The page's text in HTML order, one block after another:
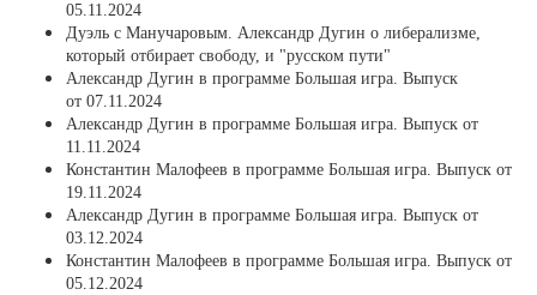
05.11.2024
Дуэль с Манучаровым. Александр Дугин о либерализме,
который отбирает свободу, и "русском пути"
Александр Дугин в программе Большая игра. Выпуск
от 07.11.2024
Александр Дугин в программе Большая игра. Выпуск от
11.11.2024
Константин Малофеев в программе Большая игра. Выпуск от
19.11.2024
Александр Дугин в программе Большая игра. Выпуск от
03.12.2024
Константин Малофеев в программе Большая игра. Выпуск от
05.12.2024